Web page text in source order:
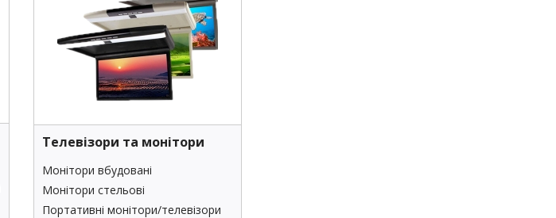
Телевізори та монітори
Монітори вбудовані
Монітори стельові
Портативні монітори/телевізори